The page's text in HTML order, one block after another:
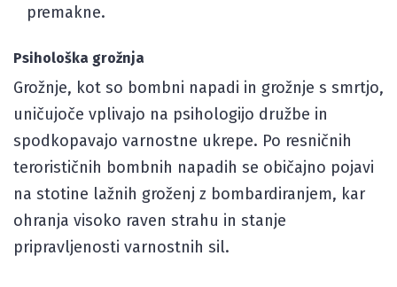
premakne.
Psihološka grožnja
Grožnje, kot so bombni napadi in grožnje s smrtjo,
uničujoče vplivajo na psihologijo družbe in
spodkopavajo varnostne ukrepe. Po resničnih
terorističnih bombnih napadih se običajno pojavi
na stotine lažnih groženj z bombardiranjem, kar
ohranja visoko raven strahu in stanje
pripravljenosti varnostnih sil.